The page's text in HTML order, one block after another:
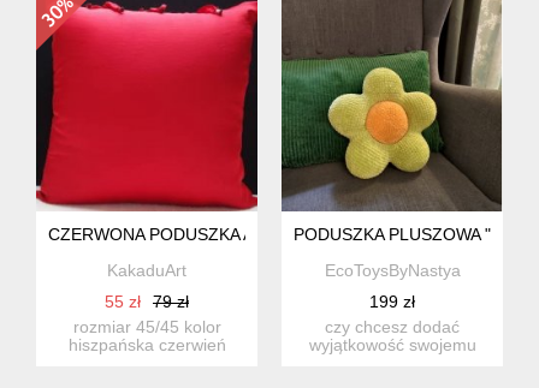
CZERWONA PODUSZKA AMOR 294PD
KakaduArt
55 zł
79 zł
rozmiar 45/45 kolor
hiszpańska czerwień
PODUSZKA PLUSZOWA
EcoToysByNastya
199 zł
czy chcesz dodać
wyjątkowość swojemu